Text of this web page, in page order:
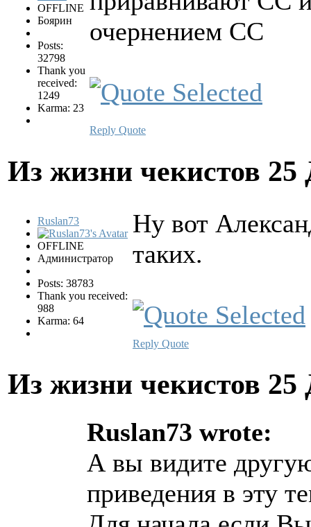
OFFLINE
Боярин
Posts:
32798
Thank you
received:
1249
Karma: 23
очернением СС
Reply Quote
Из жизни чекистов 25
Ruslan73
OFFLINE
Администратор
Posts: 38783
Thank you received:
988
Karma: 64
Ну вот
таких.
Reply Quote
Из жизни чекистов 25
Ruslan73 wrote:
А вы видите
приведения в эту